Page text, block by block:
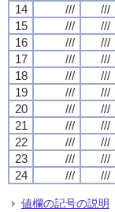
14
/// ///
15
/// ///
16
/// ///
17
/// ///
18
/// ///
19
/// ///
20
/// ///
21
/// ///
22
/// ///
23
/// ///
24
/// ///
値欄の記号の説明